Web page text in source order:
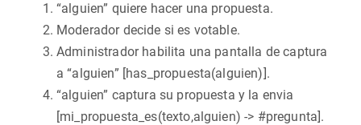
“alguien” quiere hacer una propuesta.
Moderador decide si es votable.
Administrador habilita una pantalla de captura
a “alguien” [has_propuesta(alguien)].
“alguien” captura su propuesta y la envia
[mi_propuesta_es(texto,alguien) -> #pregunta].